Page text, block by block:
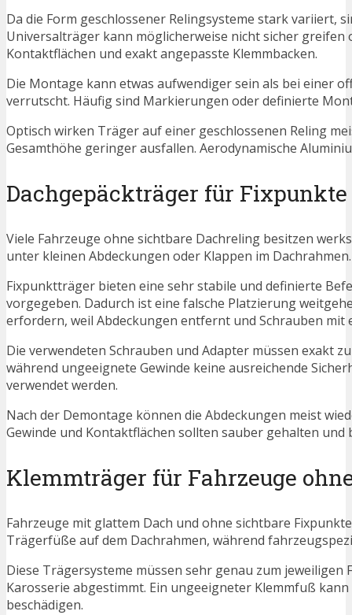
Da die Form geschlossener Relingsysteme stark variiert,
Universalträger kann möglicherweise nicht sicher greifen
Kontaktflächen und exakt angepasste Klemmbacken.
Die Montage kann etwas aufwendiger sein als bei einer
verrutscht. Häufig sind Markierungen oder definierte
Optisch wirken Träger auf einer geschlossenen Reling
Gesamthöhe geringer ausfallen. Aerodynamische
Dachgepäckträger für Fixpunkte
Viele Fahrzeuge ohne sichtbare Dachreling besitzen
unter kleinen Abdeckungen oder Klappen im
Fixpunktträger bieten eine sehr stabile und definierte
vorgegeben. Dadurch ist eine falsche Platzierung
erfordern, weil Abdeckungen entfernt und Schrauben
Die verwendeten Schrauben und Adapter müssen exakt
während ungeeignete Gewinde keine ausreichende
verwendet werden.
Nach der Demontage können die Abdeckungen meist
Gewinde und Kontaktflächen sollten sauber gehalten
Klemmträger für Fahrzeuge
Fahrzeuge mit glattem Dach und ohne sichtbare
Trägerfüße auf dem Dachrahmen, während
Diese Trägersysteme müssen sehr genau zum
Karosserie abgestimmt. Ein ungeeigneter Klemmfuß
beschädigen.